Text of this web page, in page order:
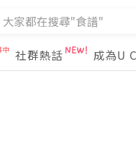
社群熱話 成為U